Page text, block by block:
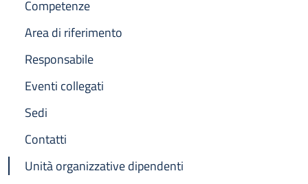
Competenze
Area di riferimento
Responsabile
Eventi collegati
Sedi
Contatti
Unità organizzative dipendenti